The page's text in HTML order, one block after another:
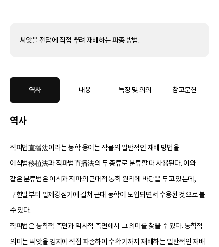
씨앗을 전답에 직접 뿌려 재배하는 파종 방법.
역사 내용 특징 및 의의 참고문헌
역사
직파법直播法이라는 농학 용어는 작물의 일반적인 재배 방법을
이식법移植法과 직파법直播法의 두 종류로 분류할 때 사용된다. 이와
같은 분류법은 이식과 직파의 근대적 농학 원리에 바탕을 두고 있는데,
구한말부터 일제강점기에 걸쳐 근대 농학이 도입되면서 수용된 것으로 볼
수 있다.
직파법은 농학적 측면과 역사적 측면에서 그 의미를 찾을 수 있다. 농학적
의미는 씨앗을 경지에 직접 파종하여 수확기까지 재배하는 일반적인 재배